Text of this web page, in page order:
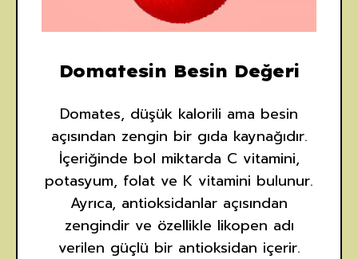
Domatesin Besin Değeri
Domates, düşük kalorili ama besin
açısından zengin bir gıda kaynağıdır.
İçeriğinde bol miktarda C vitamini,
potasyum, folat ve K vitamini bulunur.
Ayrıca, antioksidanlar açısından
zengindir ve özellikle likopen adı
verilen güçlü bir antioksidan içerir.